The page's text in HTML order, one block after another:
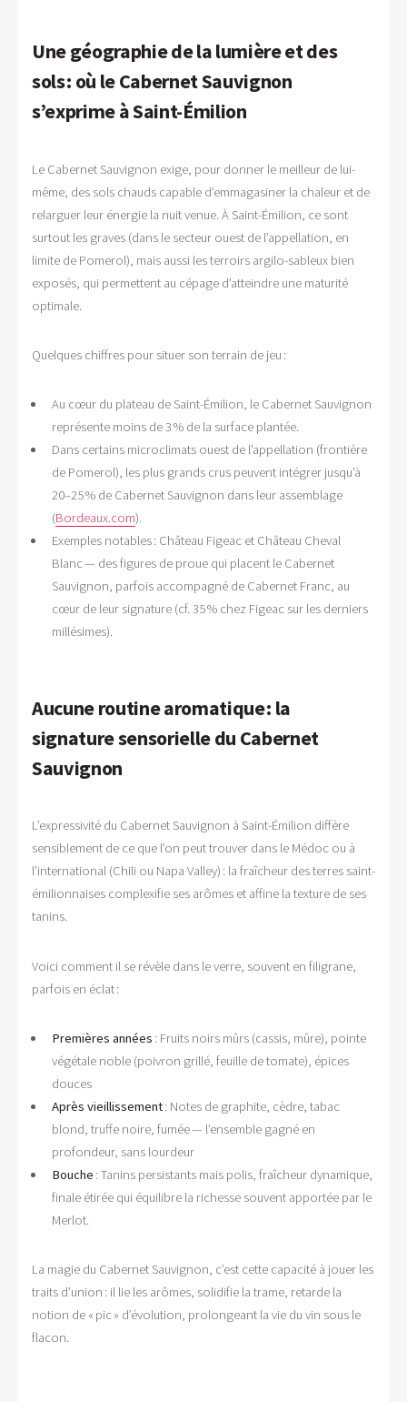
Une géographie de la lumière et des
sols : où le Cabernet Sauvignon
s’exprime à Saint-Émilion
Le Cabernet Sauvignon exige, pour donner le meilleur de lui-
même, des sols chauds capable d’emmagasiner la chaleur et de
relarguer leur énergie la nuit venue. À Saint-Émilion, ce sont
surtout les graves (dans le secteur ouest de l’appellation, en
limite de Pomerol), mais aussi les terroirs argilo-sableux bien
exposés, qui permettent au cépage d’atteindre une maturité
optimale.
Quelques chiffres pour situer son terrain de jeu :
Au cœur du plateau de Saint-Émilion, le Cabernet Sauvignon
représente moins de 3 % de la surface plantée.
Dans certains microclimats ouest de l’appellation (frontière
de Pomerol), les plus grands crus peuvent intégrer jusqu’à
20–25 % de Cabernet Sauvignon dans leur assemblage
(Bordeaux.com).
Exemples notables : Château Figeac et Château Cheval
Blanc — des figures de proue qui placent le Cabernet
Sauvignon, parfois accompagné de Cabernet Franc, au
cœur de leur signature (cf. 35 % chez Figeac sur les derniers
millésimes).
Aucune routine aromatique : la
signature sensorielle du Cabernet
Sauvignon
L’expressivité du Cabernet Sauvignon à Saint-Émilion diffère
sensiblement de ce que l’on peut trouver dans le Médoc ou à
l’international (Chili ou Napa Valley) : la fraîcheur des terres saint-
émilionnaises complexifie ses arômes et affine la texture de ses
tanins.
Voici comment il se révèle dans le verre, souvent en filigrane,
parfois en éclat :
Premières années : Fruits noirs mûrs (cassis, mûre), pointe
végétale noble (poivron grillé, feuille de tomate), épices
douces
Après vieillissement: Notes de graphite, cèdre, tabac
blond, truffe noire, fumée — l’ensemble gagné en
profondeur, sans lourdeur
Bouche : Tanins persistants mais polis, fraîcheur dynamique,
finale étirée qui équilibre la richesse souvent apportée par le
Merlot.
La magie du Cabernet Sauvignon, c’est cette capacité à jouer les
traits d’union : il lie les arômes, solidifie la trame, retarde la
notion de « pic » d’évolution, prolongeant la vie du vin sous le
flacon.